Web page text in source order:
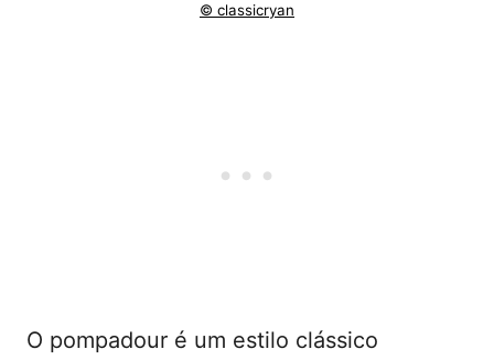
© classicryan
O pompadour é um estilo clássico